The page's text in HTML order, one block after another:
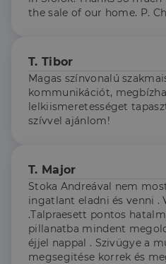
the sale of our home. P.
T. Tibor
Magas színvonalú
kommunikációt,
lelkiismeretességet
szívvel ajánlom!
T. Major
Stoka Andreával nem
ingatlant eladni és venni .
.Talpraesett pontos
pillanatba mindent
éjjel nappal . Szivügye a
megsegitése korrek és
.linkedin.com
Meta Platform
Inc.
.dh.hu